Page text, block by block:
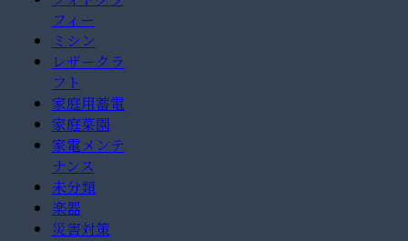
フィー
ミシン
レザークラ
フト
家庭用蓄電
家庭菜園
家電メンテ
ナンス
未分類
楽器
災害対策